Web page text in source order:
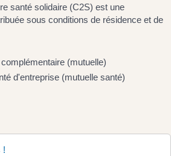
santé solidaire (C2S) est une
sous conditions de résidence et de
(mutuelle)
d'entreprise (mutuelle santé)
!